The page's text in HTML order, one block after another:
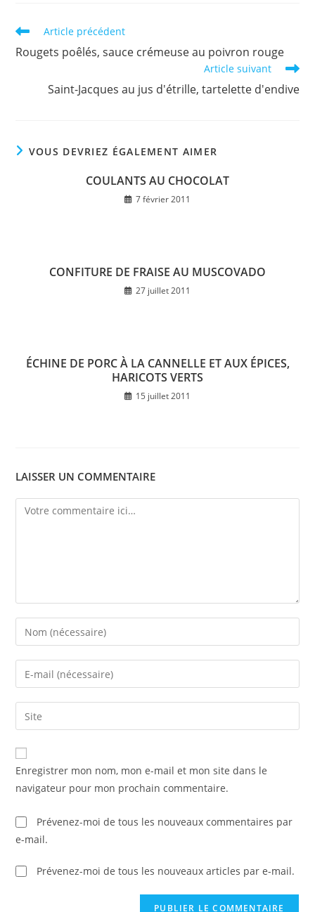
Read
articles
Article précédent
Rougets poêlés, sauce crémeuse au poivron rouge
Article suivant
Saint-Jacques au jus d'étrille, tartelette d'endive
VOUS DEVRIEZ ÉGALEMENT AIMER
COULANTS AU CHOCOLAT
7 février 2011
CONFITURE DE FRAISE AU MUSCOVADO
27 juillet 2011
ÉCHINE DE PORC À LA CANNELLE ET AUX ÉPICES,
HARICOTS VERTS
15 juillet 2011
LAISSER UN COMMENTAIRE
Comment
Enter
your
name
comment
Enter
your
email
address
comment
Saisir
l’URL
de
votre
(facultatif)
Enregistrer mon nom, mon e-mail et mon site dans le
navigateur pour mon prochain commentaire.
Prévenez-moi de tous les nouveaux commentaires par
e-mail.
Prévenez-moi de tous les nouveaux articles par e-mail.